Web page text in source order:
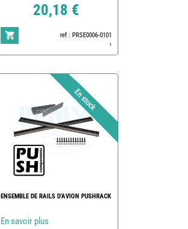
20,18 €
ref : PRSE0006-0101
1
ENSEMBLE DE RAILS D'AVION PUSHRACK
En savoir plus